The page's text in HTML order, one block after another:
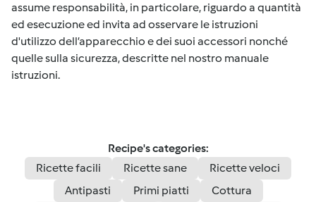
assume responsabilità, in particolare, riguardo a quantità
ed esecuzione ed invita ad osservare le istruzioni
d'utilizzo dell’apparecchio e dei suoi accessori nonché
quelle sulla sicurezza, descritte nel nostro manuale
istruzioni.
Recipe's categories:
Ricette facili
Ricette sane
Ricette veloci
Antipasti
Primi piatti
Cottura